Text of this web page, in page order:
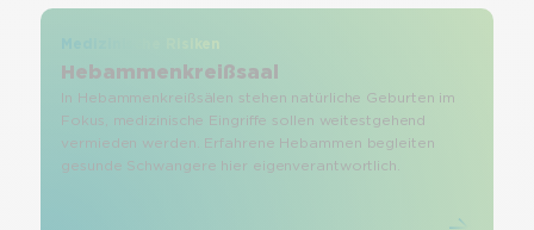
Medizinische Risiken
Hebammenkreißsaal
In Hebammenkreißsälen stehen natürliche Geburten im
Fokus, medizinische Eingriffe sollen weitestgehend
vermieden werden. Erfahrene Hebammen begleiten
gesunde Schwangere hier eigenverantwortlich.